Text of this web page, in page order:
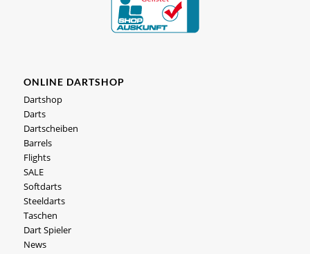
ONLINE DARTSHOP
Dartshop
Darts
Dartscheiben
Barrels
Flights
SALE
Softdarts
Steeldarts
Taschen
Dart Spieler
News